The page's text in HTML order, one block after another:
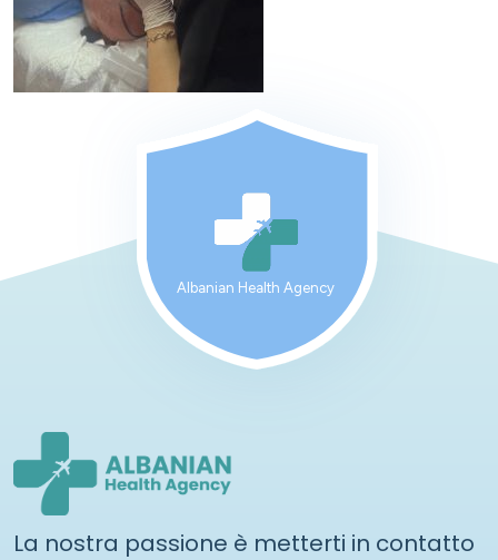
Albanian Health Agency
La nostra passione è metterti in contatto